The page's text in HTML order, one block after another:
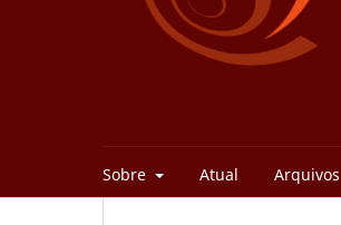
Sobre Atual Arquivos